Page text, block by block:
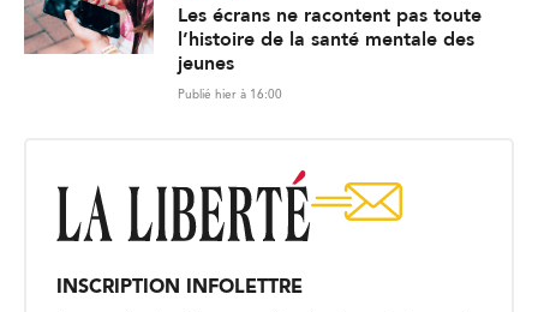
Les écrans ne racontent pas toute
l’histoire de la santé mentale des
jeunes
Publié hier à 16:00
INSCRIPTION INFOLETTRE